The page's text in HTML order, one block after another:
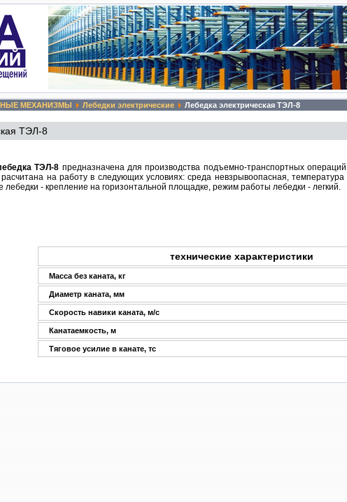
МЕХАНИЗМЫ Лебедки электрические Лебедка электрическая ТЭЛ-8
ТЭЛ-8
ТЭЛ-8 предназначена для производства подъемно-транспортных
расчитана на работу в следующих условиях: среда невзрывоопасная,
- крепление на горизонтальной площадке, режим работы лебедки - легкий.
технические характеристики
Масса без каната, кг
Диаметр каната, мм
Скорость навики каната, м/с
Канатаемкость, м
Тяговое усилие в канате, тс